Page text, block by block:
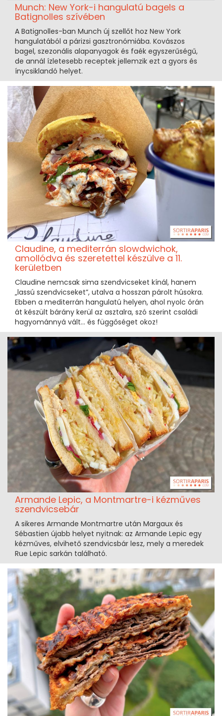
Munch: New York-i hangulatú bagels a
Batignolles szívében
A Batignolles-ban Munch új szellőt hoz New York
hangulatából a párizsi gasztronómiába. Kovászos
bagel, szezonális alapanyagok és faék egyszerűségű,
de annál ízletesebb receptek jellemzik ezt a gyors és
ínycsiklandó helyet.
Claudine, a mediterrán slowdwichok,
amollódva és szeretettel készülve a 11.
kerületben
Claudine nemcsak sima szendvicseket kínál, hanem
„lassú szendvicseket”, utalva a hosszan párolt húsokra.
Ebben a mediterrán hangulatú helyen, ahol nyolc órán
át készült bárány kerül az asztalra, szó szerint családi
hagyománnyá vált… és függőséget okoz!
Armande Lepic, a Montmartre-i kézműves
szendvicsebár
A sikeres Armande Montmartre után Margaux és
Sébastien újabb helyet nyitnak: az Armande Lepic egy
kézműves, elvihető szendvicsbár lesz, mely a meredek
Rue Lepic sarkán található.